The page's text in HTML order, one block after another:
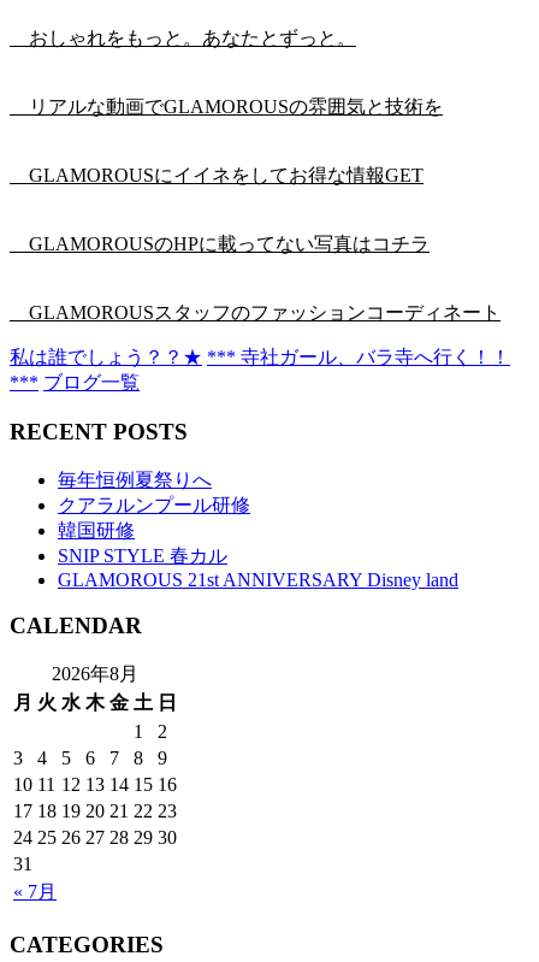
おしゃれをもっと。あなたとずっと。
リアルな動画でGLAMOROUSの雰囲気と技術を
GLAMOROUSにイイネをしてお得な情報GET
GLAMOROUSのHPに載ってない写真はコチラ
GLAMOROUSスタッフのファッションコーディネート
私は誰でしょう？？★ *** 寺社ガール、バラ寺へ行く！！
*** ブログ一覧
RECENT POSTS
毎年恒例夏祭りへ
クアラルンプール研修
韓国研修
SNIP STYLE 春カル
GLAMOROUS 21st ANNIVERSARY Disney land
CALENDAR
2026年8月
月 火 水 木 金 土 日
« 7月
1
2
3
4 5 6 7 8
9
10 11 12 13 14 15 16
17 18 19 20 21 22 23
24 25 26 27 28 29 30
31
CATEGORIES